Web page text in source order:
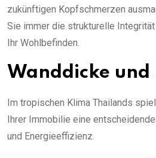
zukünftigen Kopfschmerzen
Sie immer die strukturelle
Ihr Wohlbefinden.
Wanddicke
Im tropischen Klima Thailands
Ihrer Immobilie eine
und Energieeffizienz.